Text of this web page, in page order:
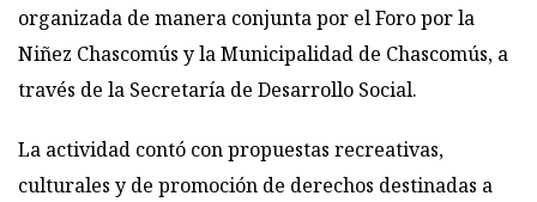
organizada de manera conjunta por el Foro por la
Niñez Chascomús y la Municipalidad de Chascomús, a
través de la Secretaría de Desarrollo Social.
La actividad contó con propuestas recreativas,
culturales y de promoción de derechos destinadas a